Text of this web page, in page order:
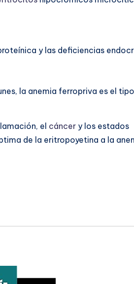
y las deficiencias
la anemia ferropriva es el
el cáncer y los estados
de la eritropoyetina a la